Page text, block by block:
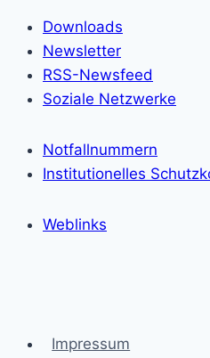
Downloads
Newsletter
RSS-Newsfeed
Soziale Netzwerke
Notfallnummern
Institutionelles
Weblinks
Impressum